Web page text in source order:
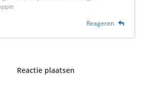
Reageren
Reactie plaatsen